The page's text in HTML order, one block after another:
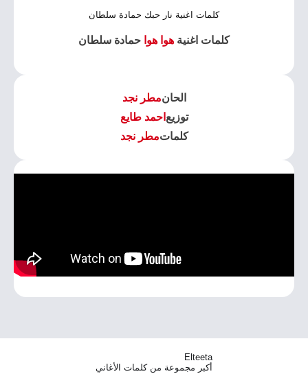
كلمات اغنية نار حبك حمادة سلطان
كلمات اغنية هوا هوا حمادة سلطان
الحانمطر نجد
توزيع احمد طايع
كلماتمطر نجد
Elteeta
أكبر مجموعة من كلمات الأغاني